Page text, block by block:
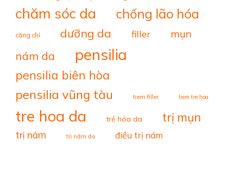
chăm sóc da chống lão hóa
căng chỉ dưỡng da filler mụn
nám da pensilia
pensilia biên hòa
pensilia vũng tàu tiem filler tiem tre hoa
tre hoa da trẻ hóa da trị mụn
trị nám trị nám da điều trị nám